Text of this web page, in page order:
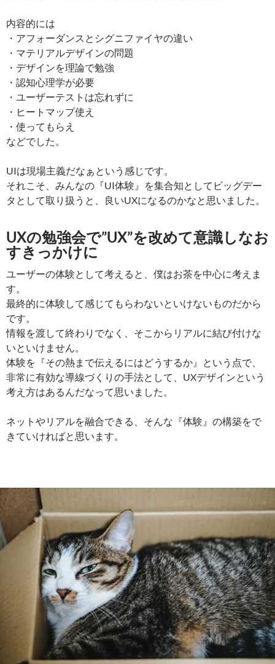
内容的には
・アフォーダンスとシグニファイヤの違い
・マテリアルデザインの問題
・デザインを理論で勉強
・認知心理学が必要
・ユーザーテストは忘れずに
・ヒートマップ使え
・使ってもらえ
などでした。
UIは現場主義だなぁという感じです。
それこそ、みんなの『UI体験』を集合知としてビッグデー
タとして取り扱うと、良いUXになるのかなと思いました。
UXの勉強会で”UX”を改めて意識しなお
すきっかけに
ユーザーの体験として考えると、僕はお茶を中心に考えま
す。
最終的に体験して感じてもらわないといけないものだから
です。
情報を渡して終わりでなく、そこからリアルに結び付けな
いといけません。
体験を『その熱まで伝えるにはどうするか』という点で、
非常に有効な導線づくりの手法として、UXデザインという
考え方はあるんだなって思いました。
ネットやリアルを融合できる、そんな『体験』の構築をで
きていければと思います。